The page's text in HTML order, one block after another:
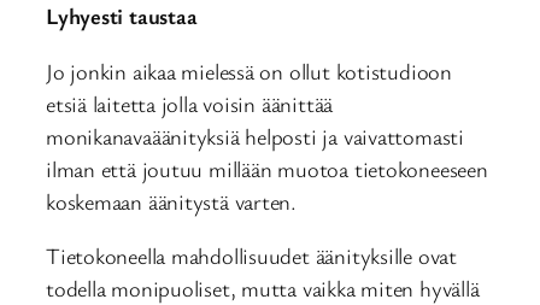
Lyhyesti taustaa
Jo jonkin aikaa mielessä on ollut kotistudioon
etsiä laitetta jolla voisin äänittää
monikanavaäänityksiä helposti ja vaivattomasti
ilman että joutuu millään muotoa tietokoneeseen
koskemaan äänitystä varten.
Tietokoneella mahdollisuudet äänityksille ovat
todella monipuoliset, mutta vaikka miten hyvällä